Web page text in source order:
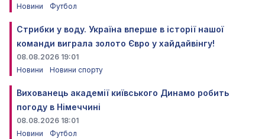
Новини Футбол
Стрибки у воду. Україна вперше в історії нашої
команди виграла золото Євро у хайдайвінгу!
08.08.2026 19:01
Новини
Новини спорту
Вихованець академії київського Динамо робить
погоду в Німеччині
08.08.2026 18:01
Новини
Футбол